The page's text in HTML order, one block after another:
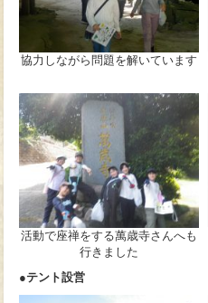
協力しながら問題を解いています
活動で座禅をする萬歳寺さんへも
行きました
●テント設営